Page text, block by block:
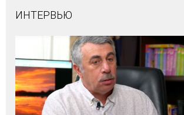
ИНТЕРВЬЮ